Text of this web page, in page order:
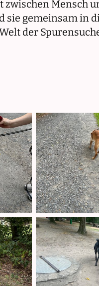
zwischen Mensch
sie gemeinsam in
der